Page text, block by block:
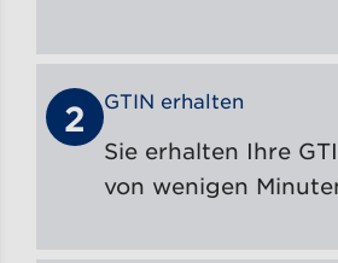
2 GTIN erhalten
Sie erhalten Ihre
von wenigen